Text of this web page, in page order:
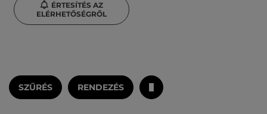
ÉRTESÍTÉS AZ
ELÉRHETŐSÉGRŐL
SZŰRÉS RENDEZÉS